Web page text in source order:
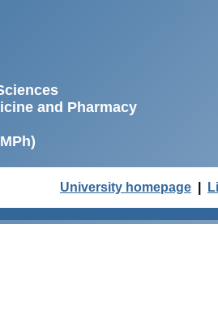
and Pharmacy
University homepage